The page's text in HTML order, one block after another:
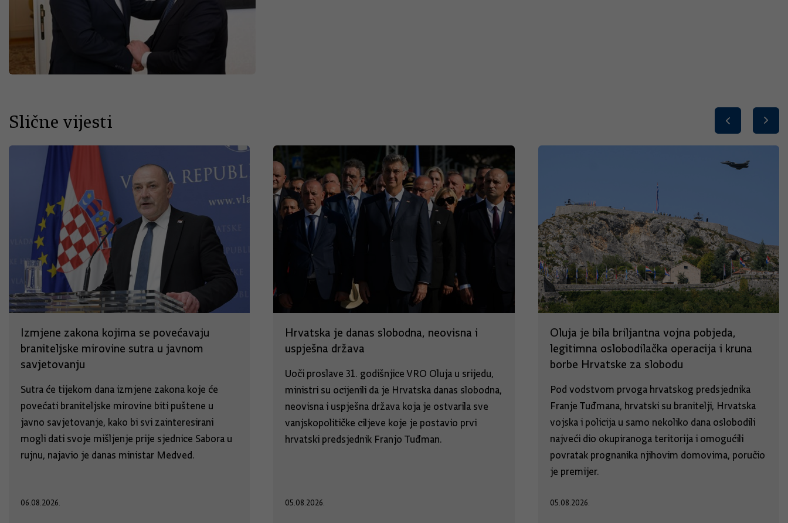
Slične vijesti
Izmjene zakona kojima se povećavaju
braniteljske mirovine sutra u javnom
savjetovanju
Sutra će tijekom dana izmjene zakona koje će
povećati braniteljske mirovine biti puštene u
javno savjetovanje, kako bi svi zainteresirani
mogli dati svoje mišljenje prije sjednice Sabora u
rujnu, najavio je danas ministar Medved.
06.08.2026.
Hrvatska je danas slobodna, neovisna i
uspješna država
Uoči proslave 31. godišnjice VRO Oluja u srijedu,
ministri su ocijenili da je Hrvatska danas slobodna,
neovisna i uspješna država koja je ostvarila sve
vanjskopolitičke ciljeve koje je postavio prvi
hrvatski predsjednik Franjo Tuđman.
05.08.2026.
Oluja je bila briljantna vojna pobjeda,
legitimna oslobodilačka operacija i kruna
borbe Hrvatske za slobodu
Pod vodstvom prvoga hrvatskog predsjednika
Franje Tuđmana, hrvatski su branitelji, Hrvatska
vojska i policija u samo nekoliko dana oslobodili
najveći dio okupiranoga teritorija i omogućili
povratak prognanika njihovim domovima, poručio
je premijer.
05.08.2026.